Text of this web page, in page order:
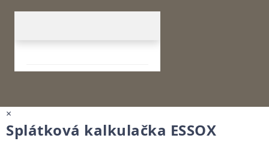
×
Splátková kalkulačka ESSOX